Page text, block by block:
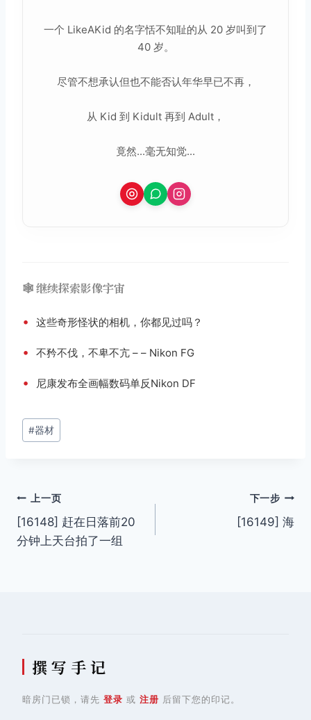
一个 LikeAKid 的名字恬不知耻的从 20 岁叫到了
40 岁。
尽管不想承认但也不能否认年华早已不再，
从 Kid 到 Kidult 再到 Adult，
竟然...毫无知觉...
🕸️ 继续探索影像宇宙
• 这些奇形怪状的相机，你都见过吗？
• 不矜不伐，不卑不亢 – – Nikon FG
• 尼康发布全画幅数码单反Nikon DF
文
章
#器材
文
章
上一页
[16148] 赶在日落前20
分钟上天台拍了一组
下一步
[16149] 海
撰 写 手 记
暗房门已锁，请先 登录 或 注册 后留下您的印记。